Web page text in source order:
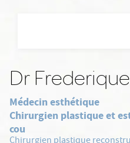
Dr
Médecin esthétique
Chirurgien plastique et
cou